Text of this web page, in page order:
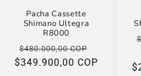
Pacha Cassette
Shimano Ultegra
R8000
Precio
habitual
$480.000,00 COP
de
$349.900,00 COP